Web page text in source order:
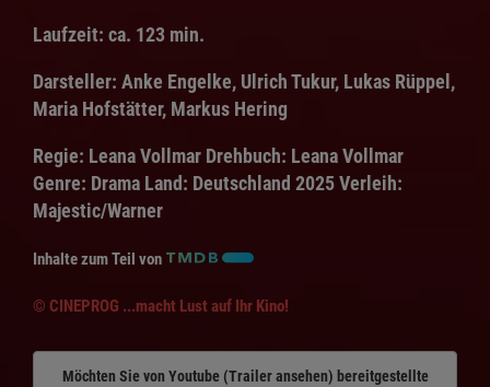
Laufzeit: ca. 123 min.
Darsteller: Anke Engelke, Ulrich Tukur, Lukas Rüppel,
Maria Hofstätter, Markus Hering
Regie: Leana Vollmar Drehbuch: Leana Vollmar
Genre: Drama Land: Deutschland 2025Verleih:
Majestic/Warner
Inhalte zum Teil von
© CINEPROG ...macht Lust auf Ihr Kino!
Möchten Sie von Youtube (Trailer ansehen) bereitgestellte